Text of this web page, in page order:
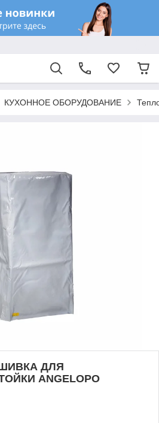
КУХОННОЕ ОБОРУДОВАНИЕ
ДЛЯ
ANGELOPO